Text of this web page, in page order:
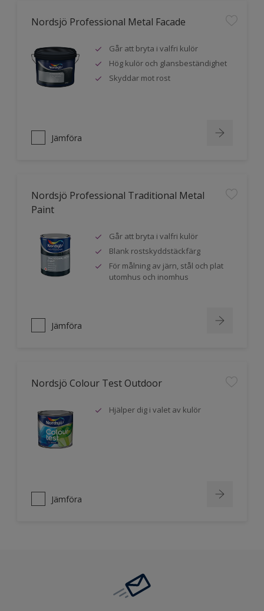
Nordsjö Professional Metal Facade
Går att bryta i valfri kulör
Hög kulör och glansbeständighet
Skyddar mot rost
Jämföra
Nordsjö Professional Traditional Metal
Paint
Går att bryta i valfri kulör
Blank rostskyddstäckfärg
För målning av järn, stål och plat
utomhus och inomhus
Jämföra
Nordsjö Colour Test Outdoor
Hjälper dig i valet av kulör
Jämföra